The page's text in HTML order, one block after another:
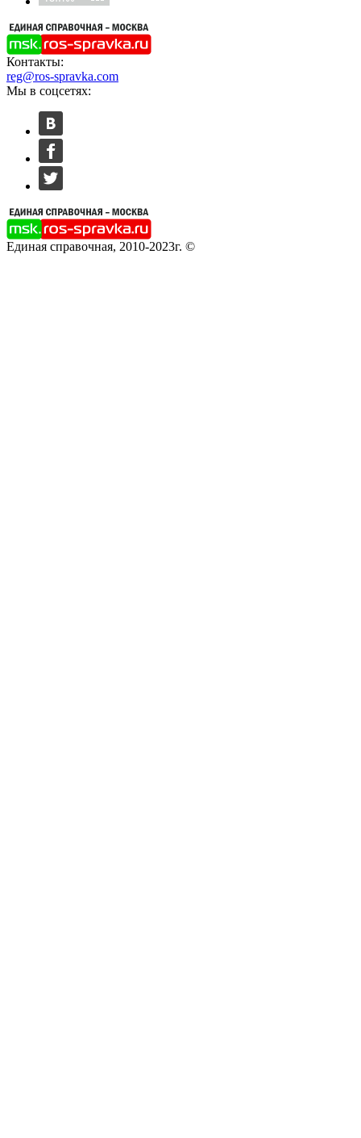
Контакты:
reg@ros-spravka.com
Мы в соцсетях:
Единая справочная, 2010-2023г. ©